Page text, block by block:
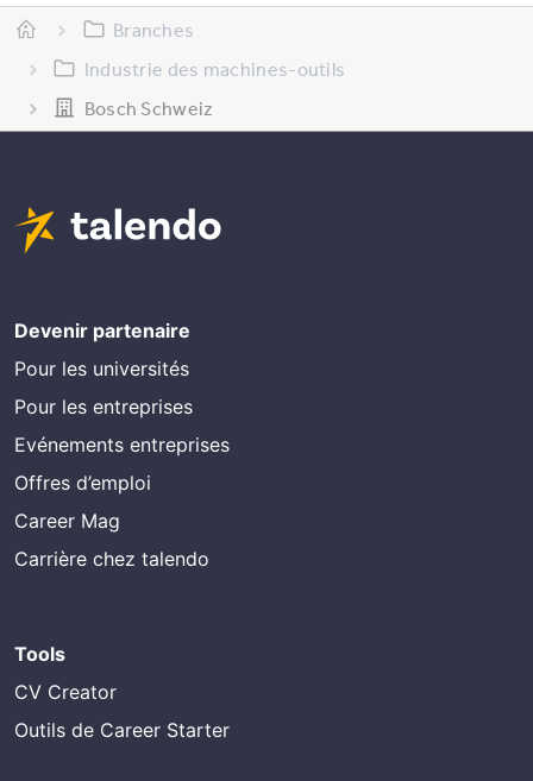
Branches
Industrie des machines-outils
Bosch Schweiz
Devenir partenaire
Pour les universités
Pour les entreprises
Evénements entreprises
Offres d’emploi
Career Mag
Carrière chez talendo
Tools
CV Creator
Outils de Career Starter